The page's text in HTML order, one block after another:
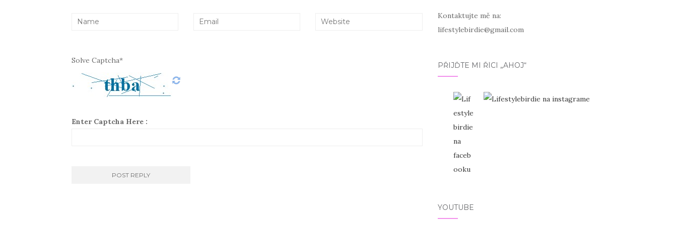
Solve Captcha*
Enter Captcha Here :
Kontaktujte mě na:
lifestylebirdie@gmail.com
PŘIJĎTE MI ŘÍCI „AHOJ“
YOUTUBE